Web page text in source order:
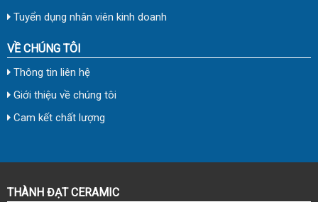
Tuyển dụng nhân viên kinh doanh
VỀ CHÚNG TÔI
Thông tin liên hệ
Giới thiệu về chúng tôi
Cam kết chất lượng
THÀNH ĐẠT CERAMIC